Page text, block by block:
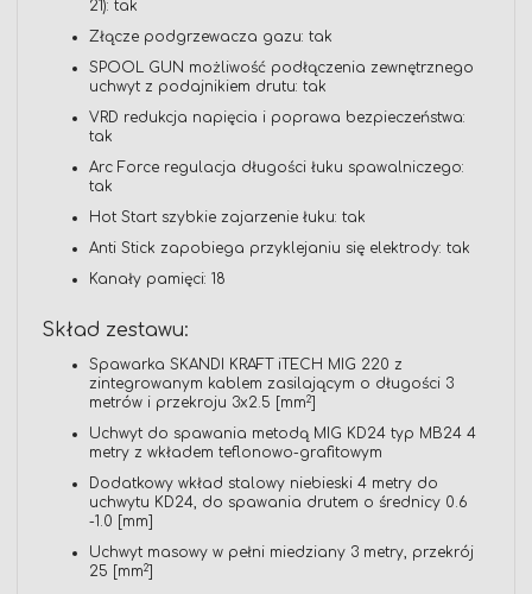
21): tak
Złącze podgrzewacza gazu: tak
SPOOL GUN możliwość podłączenia zewnętrznego
uchwyt z podajnikiem drutu: tak
VRD redukcja napięcia i poprawa bezpieczeństwa:
tak
Arc Force regulacja długości łuku spawalniczego:
tak
Hot Start szybkie zajarzenie łuku: tak
Anti Stick zapobiega przyklejaniu się elektrody: tak
Kanały pamięci: 18
Skład zestawu:
Spawarka SKANDI KRAFT iTECH MIG 220 z
zintegrowanym kablem zasilającym o długości 3
metrów i przekroju 3x2.5 [mm2
Uchwyt do spawania metodą MIG KD24 typ MB24 4
metry z wkładem teflonowo-grafitowym
Dodatkowy wkład stalowy niebieski 4 metry do
uchwytu KD24, do spawania drutem o średnicy 0.6
-1.0 [mm]
Uchwyt masowy w pełni miedziany 3 metry, przekrój
25 [mm2